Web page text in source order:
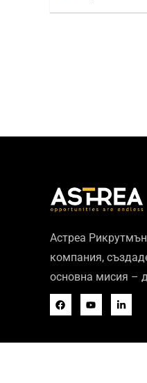
Астреа
компания,
основна мисия –